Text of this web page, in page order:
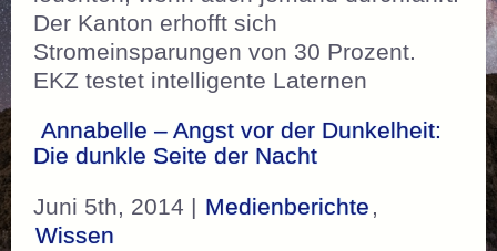
Der Kanton erhofft sich
Stromeinsparungen von 30 Prozent.
EKZ testet intelligente Laternen
Annabelle – Angst vor der Dunkelheit:
Die dunkle Seite der Nacht
Juni 5th, 2014 | Medienberichte ,
Wissen